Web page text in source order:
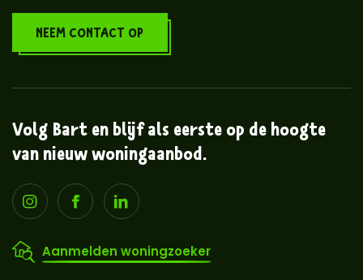
NEEM CONTACT OP
Volg Bart en blijf als eerste op de hoogte
van nieuw woningaanbod.
Aanmelden woningzoeker